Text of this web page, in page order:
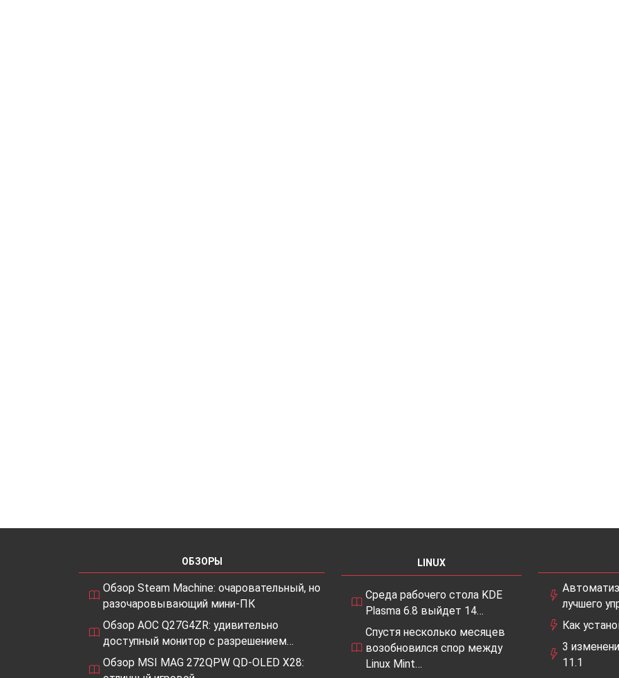
ОБЗОРЫ
Обзор Steam Machine: очаровательный, но
разочаровывающий мини-ПК
Обзор AOC Q27G4ZR: удивительно
доступный монитор с разрешением…
Обзор MSI MAG 272QPW QD-OLED X28:
LINUX
Среда рабочего стола KDE
Plasma 6.8 выйдет 14…
Спустя несколько месяцев
возобновился спор между
Linux Mint…
лучшего
Как
3
11.1